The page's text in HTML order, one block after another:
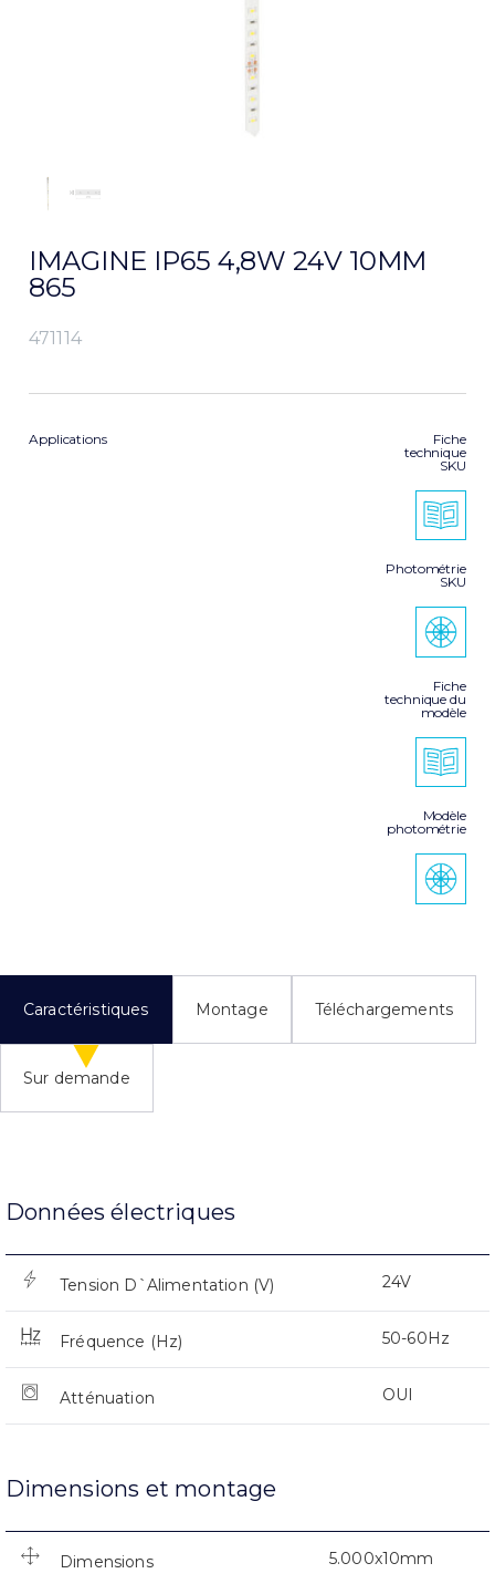
IMAGINE IP65 4,8W 24V 10MM
865
471114
Applications
Fiche
technique
SKU
Photométrie
SKU
Fiche
technique du
modèle
Modèle
photométrie
Caractéristiques Montage Téléchargements
Sur demande
Données électriques
Tension D`Alimentation (V) 24V
Fréquence (Hz) 50-60Hz
Atténuation OUI
Dimensions et montage
Dimensions 5.000x10mm